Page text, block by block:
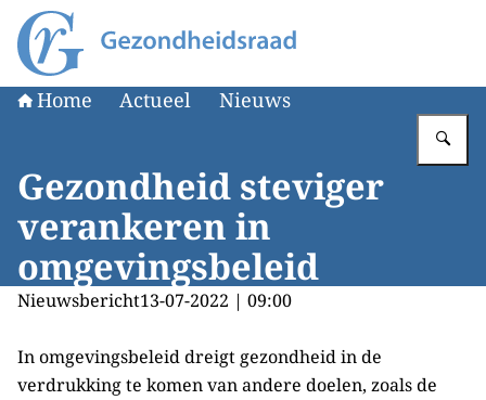
Naar de homepage van Gezondheidsraad
Home Actueel Nieuws
Gezondheid steviger
verankeren in
omgevingsbeleid
Nieuwsbericht13-07-2022 | 09:00
In omgevingsbeleid dreigt gezondheid in de
verdrukking te komen van andere doelen, zoals de